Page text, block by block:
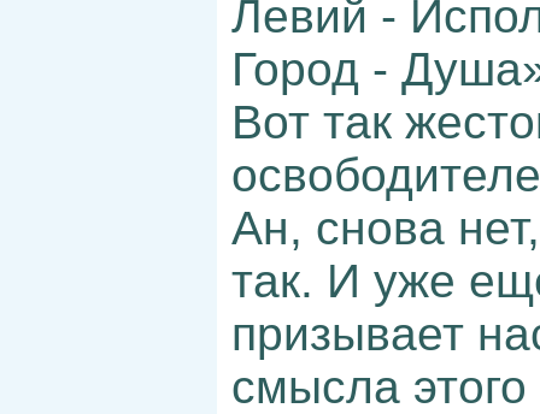
Левий -
Город -
Вот так
Ан, снова
так. И уже
призывает
смысла